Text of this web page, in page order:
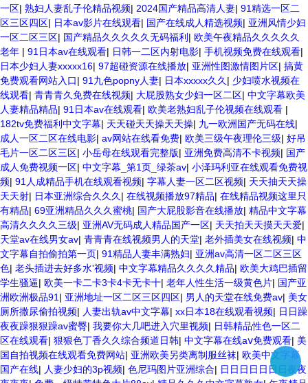
一区| 熟妇人妻乱子伦精品视频| 2024国产精品高清人妻| 91精选一区二
区三区四区| 日本av影片在线观看| 国产在线成人精选视频| 亚洲风情少妇
一区二区三区| 国产精品久久久久久无码福利 | 欧美午夜精品久久久久久
老年 | 91日本av在线观看| 日韩一二区内射电影| 手机视频免费在线观看|
日本少妇人妻xxxxx16| 97超碰资源在线播放| 亚洲性图激情图片区| 搞黄
免费观看网站入口| 91九色popny人妻| 日本xxxxx久久 | 少妇喷水视频在
线观看| 青青青久免费在线视频| 大屁股熟女少妇一区二区| 中文字幕欧美
人妻精品精品| 91日本av在线观看| 欧美老熟妇乱子伦视频在线观看 |
182tv免费福利中文字幕| 天天碰天天操天天操| 九一欧洲国产无码在线|
成人一区二区在线电影| av网站在线看免费| 欧美三级午夜理伦三级| 好吊
毛片一区二区三区| 小岳母在线观看完整版| 亚洲免费高清不卡视频| 国产
成人免费视频一区| 中文字幕_第1页_绿茶av| 小泽玛利亚在线观看免费视
频| 91人成精品手机在线观看视频| 字幕人妻一区二区视频| 天天抽天天操
天天射| 日本亚洲综合久久久 | 在线视频播放97精品| 在线精品视频这里只
有精品| 69亚洲精品久久久蜜桃| 国产大屁股影音在线播放| 精品中文字幕
高清久久久久三级| 亚洲AV无码成人精品国产一区| 天天拍天天摸天天爱|
天堂av在线男女av| 青青青在线视频男人的天堂| 老外插美女在线视频| 中
文字幕自拍偷拍第一页| 91精品人妻丰满熟妇| 亚洲av高清一区二区三区
色| 老头插进去好多水'视频| 中文字幕精品久久久久精品| 欧美大鸡巴插留
学生骚逼| 欧美一卡二卡3卡4卡无卡十| 老年人性生活一级黄色片| 国产亚
洲欧洲极品91 | 亚洲地址一区二区三区四区| 男人的天堂在线免费av| 美女
厕所撒尿偷拍视频| 人妻出轨av中文字幕| xx日本18在线观看视频| 日日躁
夜夜躁狠狠躁av蜜臀| 我要你大几吧进入穴里视频| 日韩精品性色一区二
区在线观看| 狠狠色丁香久久综合频道日韩| 中文字幕在线aⅴ免费观看| 美
国自拍视频在线观看免费网站| 亚洲欧美另类离制服丝袜| 欧美中文字幕
国产在线| 人妻少妇的3p视频| 色尼玛图片亚洲综合| 日日日日日日日夜夜